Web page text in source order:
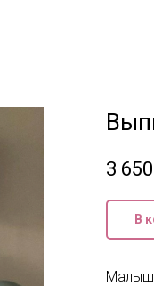
3 650
В
Малыш